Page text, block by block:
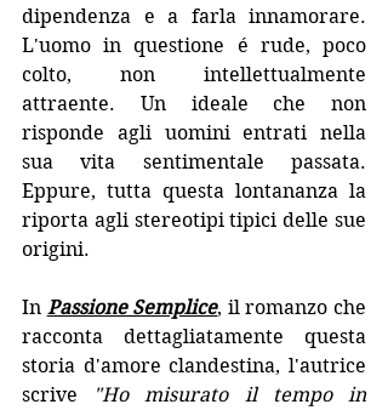
dipendenza e a farla innamorare.
L'uomo in questione é rude, poco
colto, non intellettualmente
attraente. Un ideale che non
risponde agli uomini entrati nella
sua vita sentimentale passata.
Eppure, tutta questa lontananza la
riporta agli stereotipi tipici delle sue
origini.
In Passione Semplice, il romanzo che
racconta dettagliatamente questa
storia d'amore clandestina, l'autrice
scrive
"Ho misurato il tempo in